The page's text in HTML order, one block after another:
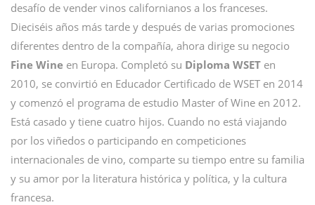
desafío de vender vinos californianos a los franceses.
Dieciséis años más tarde y después de varias promociones
diferentes dentro de la compañía, ahora dirige su negocio
Fine Wine en Europa. Completó su Diploma WSET en
2010, se convirtió en Educador Certificado de WSET en 2014
y comenzó el programa de estudio Master of Wine en 2012.
Está casado y tiene cuatro hijos. Cuando no está viajando
por los viñedos o participando en competiciones
internacionales de vino, comparte su tiempo entre su familia
y su amor por la literatura histórica y política, y la cultura
francesa.